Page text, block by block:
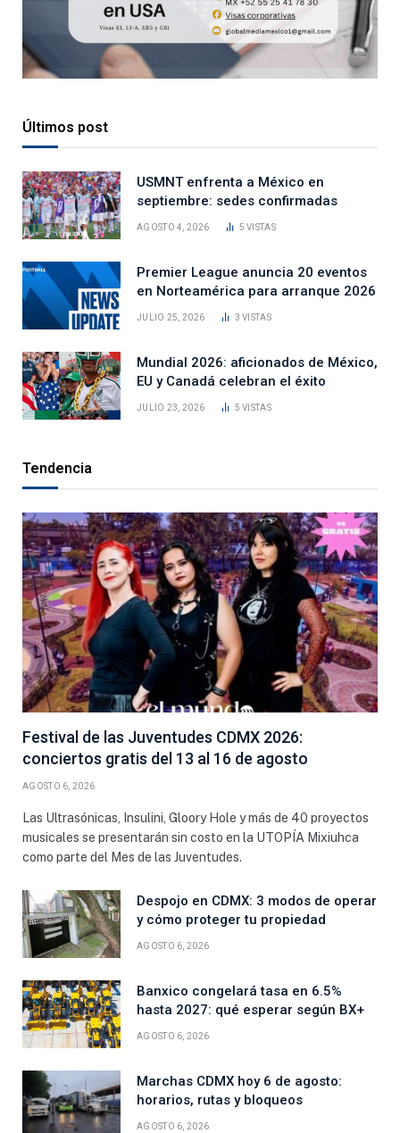
Últimos post
USMNT enfrenta a México en
septiembre: sedes confirmadas
AGOSTO 4, 2026 5VISTAS
Premier League anuncia 20 eventos
en Norteamérica para arranque 2026
JULIO 25, 2026 3VISTAS
Mundial 2026: aficionados de México,
EU y Canadá celebran el éxito
JULIO 23, 2026 5VISTAS
Tendencia
Festival de las Juventudes CDMX 2026:
conciertos gratis del 13 al 16 de agosto
AGOSTO 6, 2026
Las Ultrasónicas, Insulini, Gloory Hole y más de 40 proyectos
musicales se presentarán sin costo en la UTOPÍA Mixiuhca
como parte del Mes de las Juventudes.
Despojo en CDMX: 3 modos de operar
y cómo proteger tu propiedad
AGOSTO 6, 2026
Banxico congelará tasa en 6.5%
hasta 2027: qué esperar según BX+
AGOSTO 6, 2026
Marchas CDMX hoy 6 de agosto:
horarios, rutas y bloqueos
AGOSTO 6, 2026